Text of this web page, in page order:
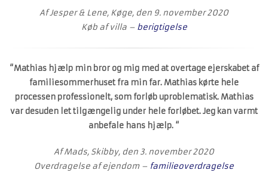
Af Jesper & Lene, Køge, den 9. november 2020
Køb af villa – berigtigelse
“Mathias hjælp min bror og mig med at overtage ejerskabet af
familiesommerhuset fra min far. Mathias kørte hele
processen professionelt, som forløb uproblematisk. Mathias
var desuden let tilgængelig under hele forløbet. Jeg kan varmt
anbefale hans hjælp. “
Af Mads, Skibby, den 3. november 2020
Overdragelse af ejendom – familieoverdragelse